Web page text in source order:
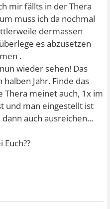
mir fällts in der Thera
muss ich da nochmal
dermassen
es abzusetzen
.
wieder sehen! Das
Jahr. Finde das
meinet auch, 1x im
und man eingestellt ist
auch ausreichen...